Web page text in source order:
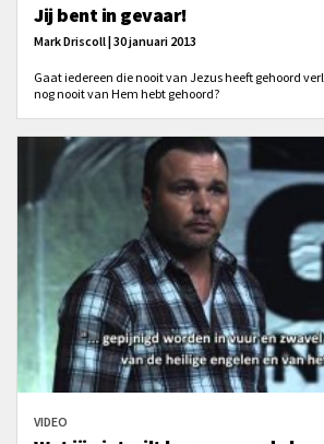
Jij bent in gevaar!
Mark Driscoll | 30 januari 2013
Gaat iedereen die nooit van Jezus heeft gehoord
nog nooit van Hem hebt gehoord?
VIDEO